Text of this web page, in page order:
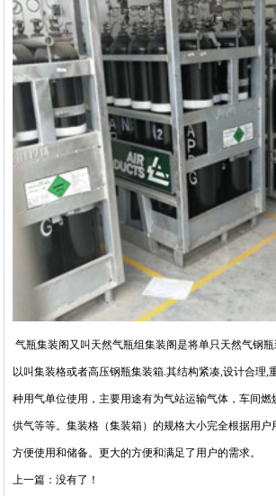
气瓶集装阁又叫天然气瓶组集装阁是将单只天然气钢
以叫集装格或者高压钢瓶集装箱.其结构紧凑,设计合理,
种用气单位使用，主要用途有为气站运输气体，车间燃
供气等等。集装格（集装箱）的规格大小完全根据用户
方便使用和储备。更大的方便和满足了用户的需求。
上一篇：没有了！